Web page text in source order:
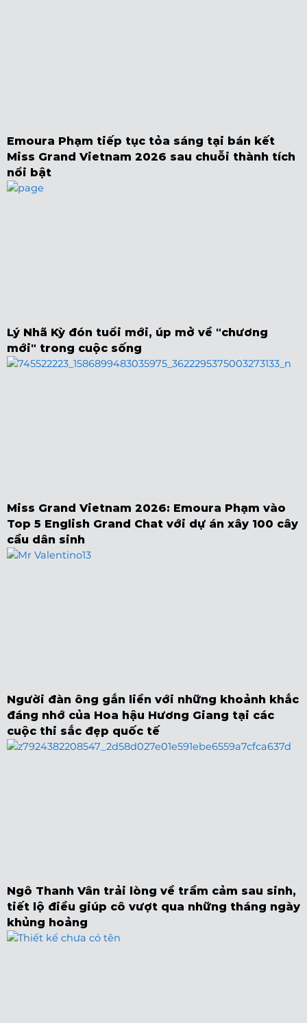
Emoura Phạm tiếp tục tỏa sáng tại bán kết
Miss Grand Vietnam 2026 sau chuỗi thành tích
nổi bật
Lý Nhã Kỳ đón tuổi mới, úp mở về "chương
mới" trong cuộc sống
Miss Grand Vietnam 2026: Emoura Phạm vào
Top 5 English Grand Chat với dự án xây 100 cây
cầu dân sinh
Người đàn ông gắn liền với những khoảnh khắc
đáng nhớ của Hoa hậu Hương Giang tại các
cuộc thi sắc đẹp quốc tế
Ngô Thanh Vân trải lòng về trầm cảm sau sinh,
tiết lộ điều giúp cô vượt qua những tháng ngày
khủng hoảng